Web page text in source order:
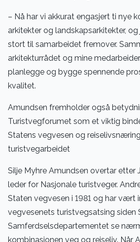
– Nå har vi akkurat engasjert ti nye
arkitekter og landskapsarkitekter,
stort til samarbeidet fremover.
arkitekturrådet og mine
planlegge og bygge spennende
kvalitet.
Amundsen fremholder også
Turistvegforumet som et viktig
Statens vegvesen og
turistvegarbeidet
Silje Myhre Amundsen overtar etter
leder for Nasjonale turistveger.
Staten vegvesen i 1981 og har vært
vegvesenets turistvegsatsing siden
Samferdselsdepartementet se
kombinasjonen veg og reiseliv. Når